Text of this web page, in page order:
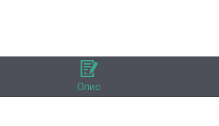
Опис